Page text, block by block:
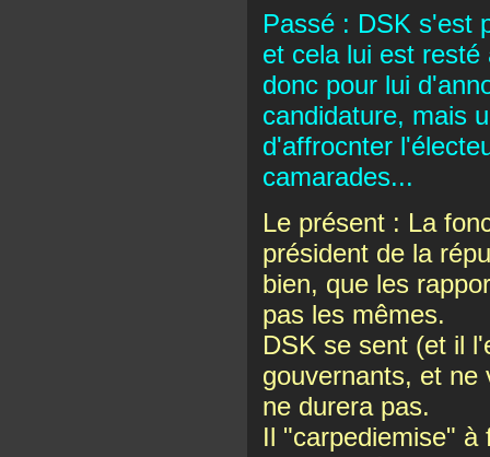
Passé : DSK s'est
et cela lui est
donc pour lui
candidature, mais
d'affrocnter
camarades...
Le présent : La
président de la
bien, que les
pas les mêmes.
DSK se sent (et il
gouvernants, et ne
ne durera pas.
Il "carpediemise" à